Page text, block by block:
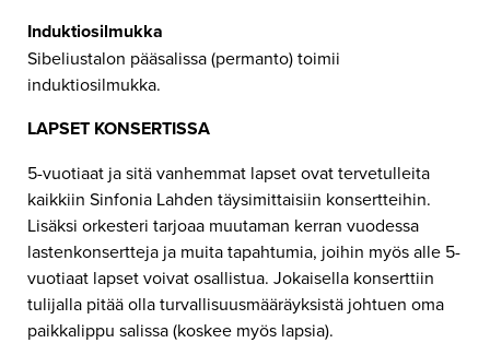
Induktiosilmukka
Sibeliustalon pääsalissa (permanto) toimii
induktiosilmukka.
LAPSET KONSERTISSA
5-vuotiaat ja sitä vanhemmat lapset ovat tervetulleita
kaikkiin Sinfonia Lahden täysimittaisiin konsertteihin.
Lisäksi orkesteri tarjoaa muutaman kerran vuodessa
lastenkonsertteja ja muita tapahtumia, joihin myös alle 5-
vuotiaat lapset voivat osallistua. Jokaisella konserttiin
tulijalla pitää olla turvallisuusmääräyksistä johtuen oma
paikkalippu salissa (koskee myös lapsia).